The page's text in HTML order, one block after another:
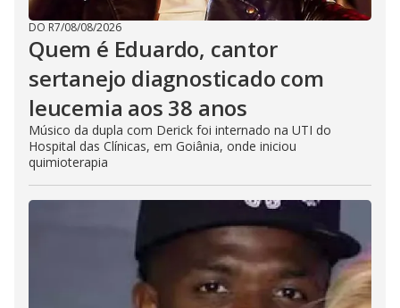
DO R7/08/08/2026
Quem é Eduardo, cantor
sertanejo diagnosticado com
leucemia aos 38 anos
Músico da dupla com Derick foi internado na UTI do
Hospital das Clínicas, em Goiânia, onde iniciou
quimioterapia